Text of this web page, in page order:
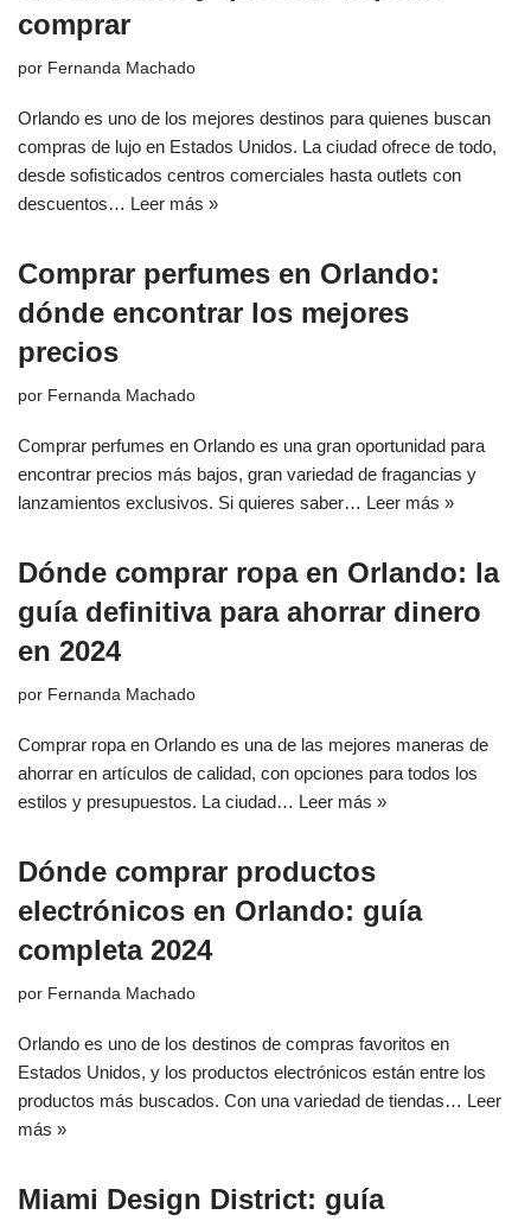
comprar
por Fernanda Machado
Orlando es uno de los mejores destinos para quienes buscan
compras de lujo en Estados Unidos. La ciudad ofrece de todo,
desde sofisticados centros comerciales hasta outlets con
descuentos… Leer más »
Comprar perfumes en Orlando:
dónde encontrar los mejores
precios
por Fernanda Machado
Comprar perfumes en Orlando es una gran oportunidad para
encontrar precios más bajos, gran variedad de fragancias y
lanzamientos exclusivos. Si quieres saber… Leer más »
Dónde comprar ropa en Orlando: la
guía definitiva para ahorrar dinero
en 2024
por Fernanda Machado
Comprar ropa en Orlando es una de las mejores maneras de
ahorrar en artículos de calidad, con opciones para todos los
estilos y presupuestos. La ciudad… Leer más »
Dónde comprar productos
electrónicos en Orlando: guía
completa 2024
por Fernanda Machado
Orlando es uno de los destinos de compras favoritos en
Estados Unidos, y los productos electrónicos están entre los
productos más buscados. Con una variedad de tiendas… Leer
más »
Miami Design District: guía